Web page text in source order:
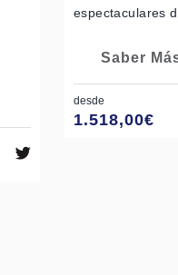
espectaculares
Saber
desde
1.518,00€